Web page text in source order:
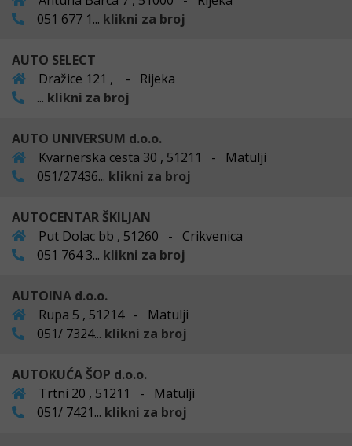
051 677 1... klikni za broj
AUTO SELECT
Dražice 121 , - Rijeka
... klikni za broj
AUTO UNIVERSUM d.o.o.
Kvarnerska cesta 30 , 51211 - Matulji
051/27436... klikni za broj
AUTOCENTAR ŠKILJAN
Put Dolac bb , 51260 - Crikvenica
051 764 3... klikni za broj
AUTOINA d.o.o.
Rupa 5 , 51214 - Matulji
051/ 7324... klikni za broj
AUTOKUĆA ŠOP d.o.o.
Trtni 20 , 51211 - Matulji
051/ 7421... klikni za broj